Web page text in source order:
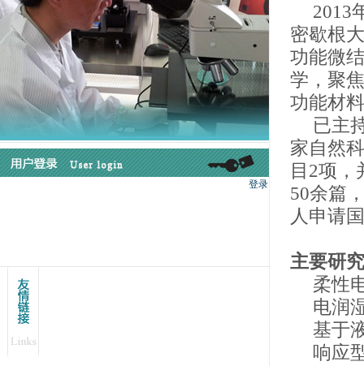
2013
密歇根
功能微
学，聚
功能材
已主
家自然
目2项，
50余篇
人申请
主要研
柔性
电润
基于
响应